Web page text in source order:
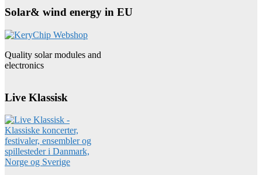
Solar& wind energy in EU
Quality solar modules and
electronics
Live Klassisk